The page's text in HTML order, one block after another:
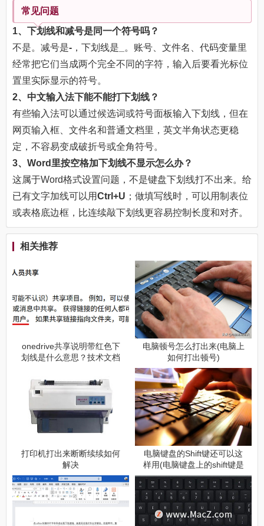
常见问题
1、下划线和减号是同一个符号吗？
不是。减号是- ，下划线是
。账号、文件名、代码变量里
经常把它们当成两个完全不同的字符，输入后要看光标位
置里实际显示的符号。
2、中文输入法下能不能打下划线？
有些输入法可以通过候选词或符号面板输入下划线，但在
网页输入框、文件名和普通文档里，英文半角状态更稳
定，不容易变成破折号或全角符号。
3、Word里按空格加下划线不显示怎么办？
这属于Word格式设置问题，不是键盘下划线打不出来。给
已有文字加线可以用Ctrl+U ；做填写线时，可以用制表位
或表格底边框，比连续敲下划线更容易控制长度和对齐。
相关推荐
onedrive共享说明带红色下
划线是什么意思？技术文档
电脑顿号怎么打出来(电脑上
如何打出顿号)
打印机打出来断断续续如何
解决
电脑键盘的Shift键还可以这
样用(电脑键盘上的shift键是
什么功能键?)